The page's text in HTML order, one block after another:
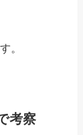
。
考察